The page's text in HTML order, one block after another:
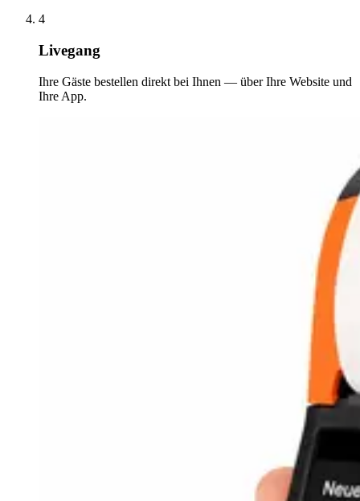
4
Livegang
Ihre Gäste bestellen direkt bei Ihnen — über Ihre Website und
Ihre App.